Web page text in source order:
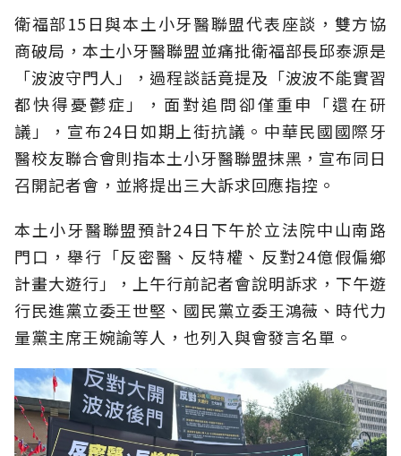
衛福部15日與本土小牙醫聯盟代表座談，雙方協
商破局，本土小牙醫聯盟並痛批衛福部長邱泰源是
「波波守門人」，過程談話竟提及「波波不能實習
都快得憂鬱症」，面對追問卻僅重申「還在研
議」，宣布24日如期上街抗議。中華民國國際牙
醫校友聯合會則指本土小牙醫聯盟抹黑，宣布同日
召開記者會，並將提出三大訴求回應指控。
本土小牙醫聯盟預計24日下午於立法院中山南路
門口，舉行「反密醫、反特權、反對24億假偏鄉
計畫大遊行」，上午行前記者會說明訴求，下午遊
行民進黨立委王世堅、國民黨立委王鴻薇、時代力
量黨主席王婉諭等人，也列入與會發言名單。